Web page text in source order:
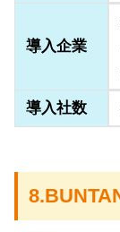
導入企業
導入社数